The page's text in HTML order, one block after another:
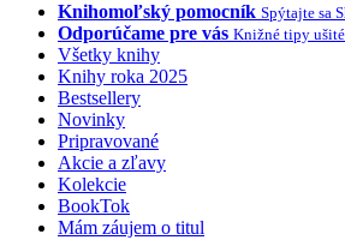
Knihomoľský pomocník Spýtajte sa
Odporúčame pre vás Knižné tipy
Všetky knihy
Knihy roka 2025
Bestsellery
Novinky
Pripravované
Akcie a zľavy
Kolekcie
BookTok
Mám záujem o titul